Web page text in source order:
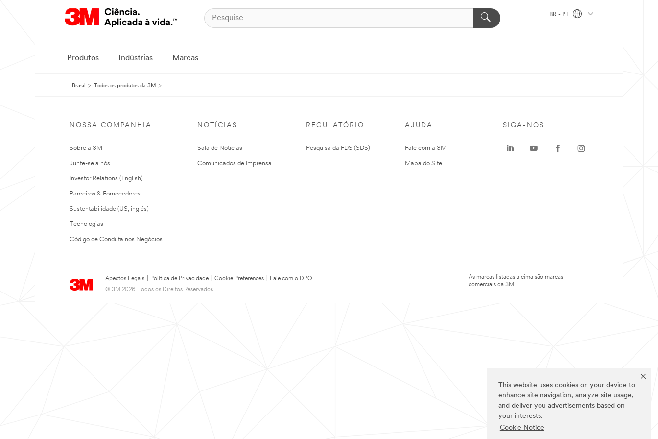
This website uses cookies on your device to
enhance site navigation, analyze site usage,
and deliver you advertisements based on
your interests.
Cookie Notice
BR - PT
Produtos Indústrias Marcas
Brasil Todos os produtos da 3M
NOSSA COMPANHIA
Sobre a 3M
Junte-se a nós
Investor Relations (English)
Parceiros & Fornecedores
Sustentabilidade (US, inglés)
Tecnologias
Código de Conduta nos Negócios
NOTÍCIAS
Sala de Notícias
Comunicados de Imprensa
REGULATÓRIO
Pesquisa da FDS (SDS)
AJUDA
Fale com a 3M
Mapa do Site
Apectos Legais Política de Privacidade Cookie Preferences
Fale com o DPO
© 3M 2026. Todos os Direitos Reservados.
SIGA-NOS
As marcas listadas a cima são marcas
comerciais da 3M.